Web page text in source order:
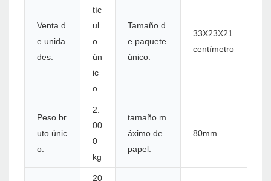
Venta d
e unida
des:
tíc
ul
o
ún
ic
o
Tamaño d
e paquete
único:
33X23X21
centímetro
Peso br
uto únic
o:
2.
00
0
kg
tamaño m
áximo de
papel:
80mm
20